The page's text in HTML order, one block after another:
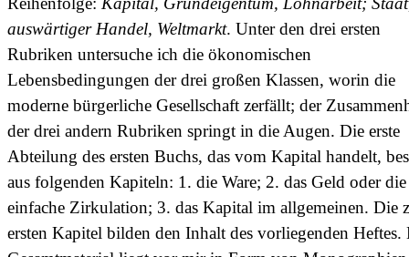
auswärtiger Handel, Weltmarkt. Unter den drei ersten
Rubriken untersuche ich die ökonomischen
Lebensbedingungen der drei großen Klassen, worin die
moderne bürgerliche Gesellschaft zerfällt; der
der drei andern Rubriken springt in die Augen. Die erste
Abteilung des ersten Buchs, das vom Kapital handelt,
aus folgenden Kapiteln: 1. die Ware; 2. das Geld oder die
einfache Zirkulation; 3. das Kapital im allgemeinen. Die
ersten Kapitel bilden den Inhalt des vorliegenden Heftes.